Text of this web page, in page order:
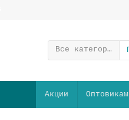
Все категории
Акции Оптовикам